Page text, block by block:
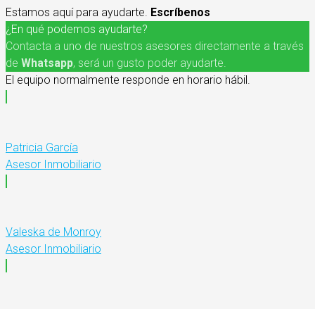
Estamos aquí para ayudarte. Escríbenos
¿En qué podemos ayudarte?
Contacta a uno de nuestros asesores directamente a través
de Whatsapp, será un gusto poder ayudarte.
El equipo normalmente responde en horario hábil.
Patricia García
Asesor Inmobiliario
Valeska de Monroy
Asesor Inmobiliario